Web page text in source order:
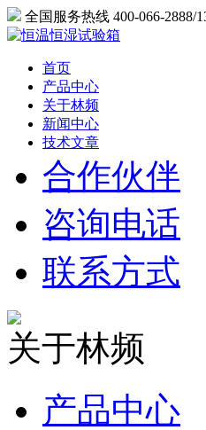
全国服务热线 400-066-2888/
首页
产品中心
关于林频
新闻中心
技术文章
合作伙伴
咨询电话
联系方式
关于林频
产品中心